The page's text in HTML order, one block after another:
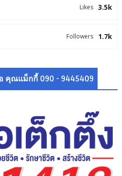
3.5k
Likes
1.7k
Followers
คุณแม็กกี้ 090 - 9445409